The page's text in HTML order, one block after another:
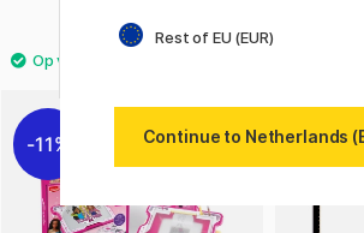
140 €
175 €
11% 11%
Rest of EU (EUR)
Continue to Netherlands